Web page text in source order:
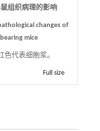
组织病理的影响
changes of
mice
色代表细胞浆。
Full size